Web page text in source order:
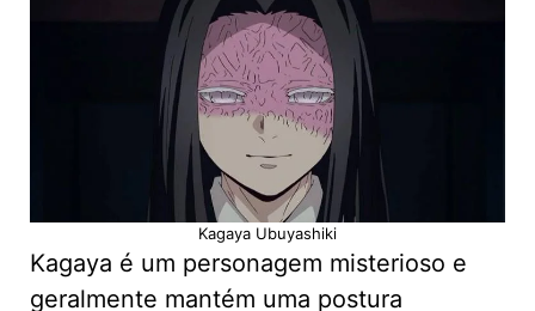
Kagaya Ubuyashiki
Kagaya é um personagem misterioso e
geralmente mantém uma postura